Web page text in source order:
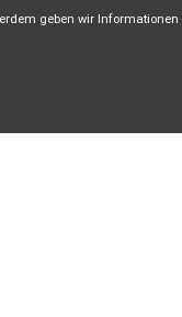
geben wir